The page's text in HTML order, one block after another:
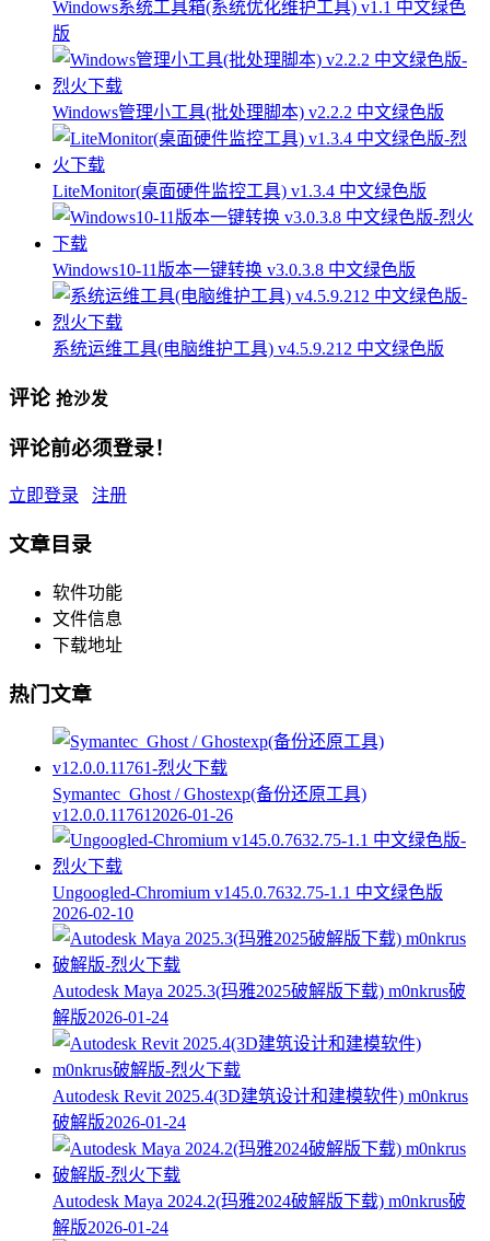
Windows系统工具箱(系统优化维护工具) v1.1 中文绿色
版
Windows管理小工具(批处理脚本) v2.2.2 中文绿色版
LiteMonitor(桌面硬件监控工具) v1.3.4 中文绿色版
Windows10-11版本一键转换 v3.0.3.8 中文绿色版
系统运维工具(电脑维护工具) v4.5.9.212 中文绿色版
评论 抢沙发
评论前必须登录！
立即登录 注册
文章目录
软件功能
文件信息
下载地址
热门文章
Symantec_Ghost / Ghostexp(备份还原工具)
v12.0.0.11761 2026-01-26
Ungoogled-Chromium v145.0.7632.75-1.1 中文绿色版
2026-02-10
Autodesk Maya 2025.3(玛雅2025破解版下载) m0nkrus破
解版2026-01-24
Autodesk Revit 2025.4(3D建筑设计和建模软件) m0nkrus
破解版2026-01-24
Autodesk Maya 2024.2(玛雅2024破解版下载) m0nkrus破
解版2026-01-24